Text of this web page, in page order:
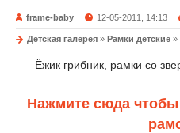
frame-baby 12-05-2011, 14:13
Детская галерея » Рамки детские »
Ёжик грибник, рамки со
Нажмите сюда чтобы